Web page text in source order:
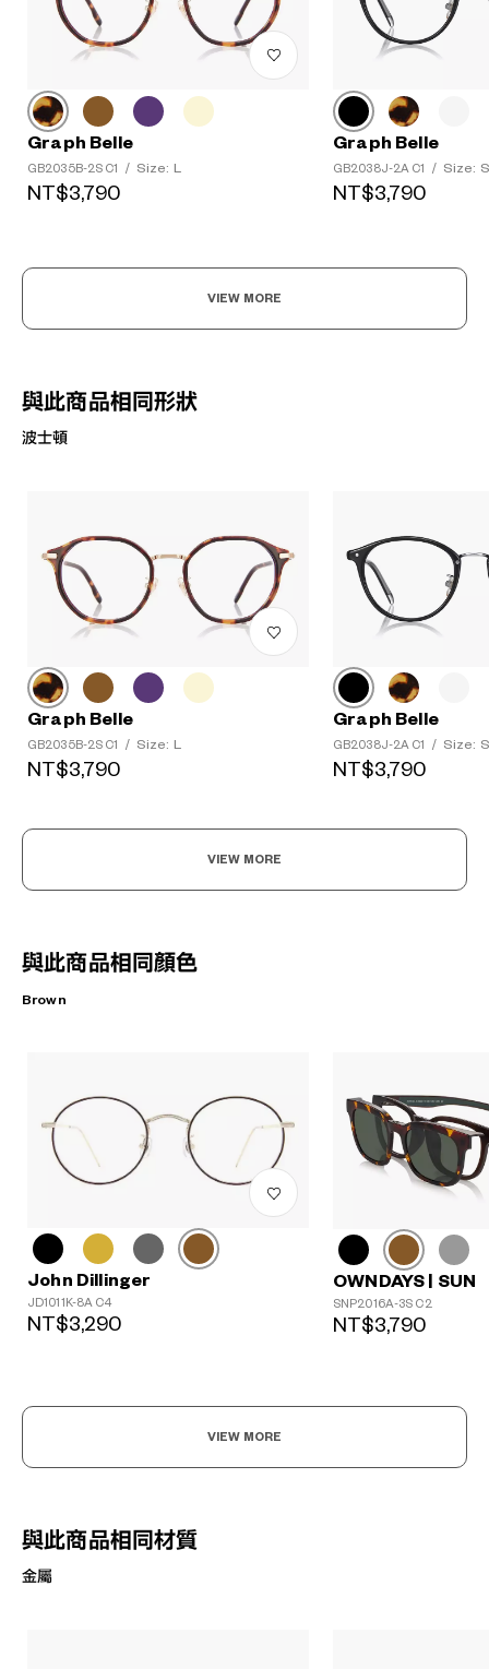
Graph Belle
GB2035B-2S C1 / Size: L
NT$3,790
Graph Belle
GB2038J-2A C1 / Size: S
NT$3,790
VIEW MORE
與此商品相同形狀
波士頓
Graph Belle
GB2035B-2S C1 / Size: L
NT$3,790
Graph Belle
GB2038J-2A C1 / Size: S
NT$3,790
VIEW MORE
與此商品相同顏色
Brown
John Dillinger
JD1011K-8A C4
NT$3,290
OWNDAYS | SUN
SNP2016A-3S C2
NT$3,790
VIEW MORE
與此商品相同材質
金屬